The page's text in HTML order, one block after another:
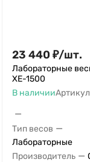
23 440 ₽/шт.
Лабораторные
XE-1500
В наличииАртикул
—
Тип весов —
Лабораторные
Производитель —